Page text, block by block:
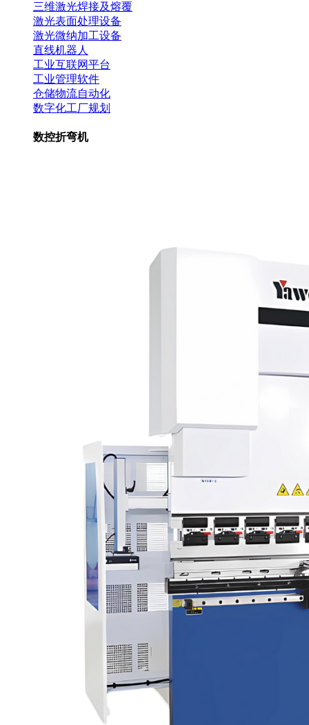
三维激光焊接及熔覆
激光表面处理设备
激光微纳加工设备
直线机器人
工业互联网平台
工业管理软件
仓储物流自动化
数字化工厂规划
数控折弯机